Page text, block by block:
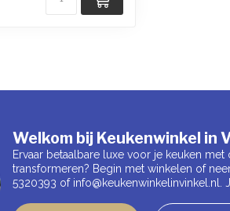
Welkom bij Keukenwinkel in
Ervaar betaalbare luxe voor je keuken
transformeren? Begin met winkelen of
5320393 of info@keukenwinkelinvinkel.nl